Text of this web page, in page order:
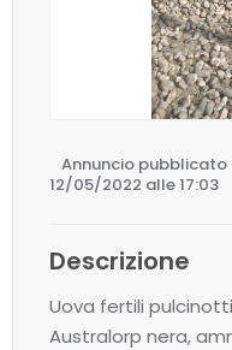
Annuncio pubblicato
12/05/2022 alle 17:03
Descrizione
Uova fertili pulcinotti
Australorp nera,